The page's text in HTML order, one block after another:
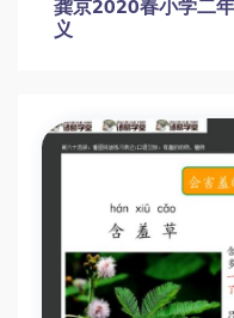
龚京2020春小学二
义